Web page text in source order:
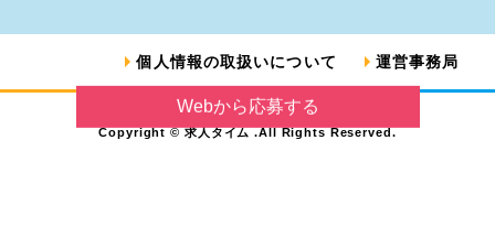
Webから応募する
個人情報の取扱いについて 運営事務局
Copyright © 求人タイム .All Rights Reserved.